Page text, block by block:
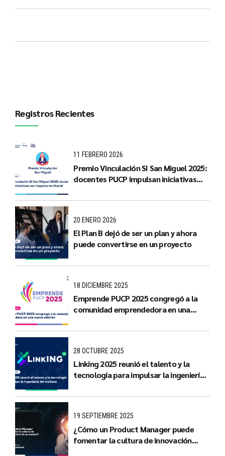
Registros Recientes
11 FEBRERO 2026
Premio Vinculación SI San Miguel 2025:
docentes PUCP impulsan iniciativas
20 ENERO 2026
El Plan B dejó de ser un plan y ahora
puede convertirse en un proyecto
18 DICIEMBRE 2025
Emprende PUCP 2025 congregó a la
comunidad emprendedora en una
28 OCTUBRE 2025
Linking 2025 reunió el talento y la
tecnología para impulsar la ingeniería
19 SEPTIEMBRE 2025
¿Cómo un Product Manager puede
fomentar la cultura de innovación